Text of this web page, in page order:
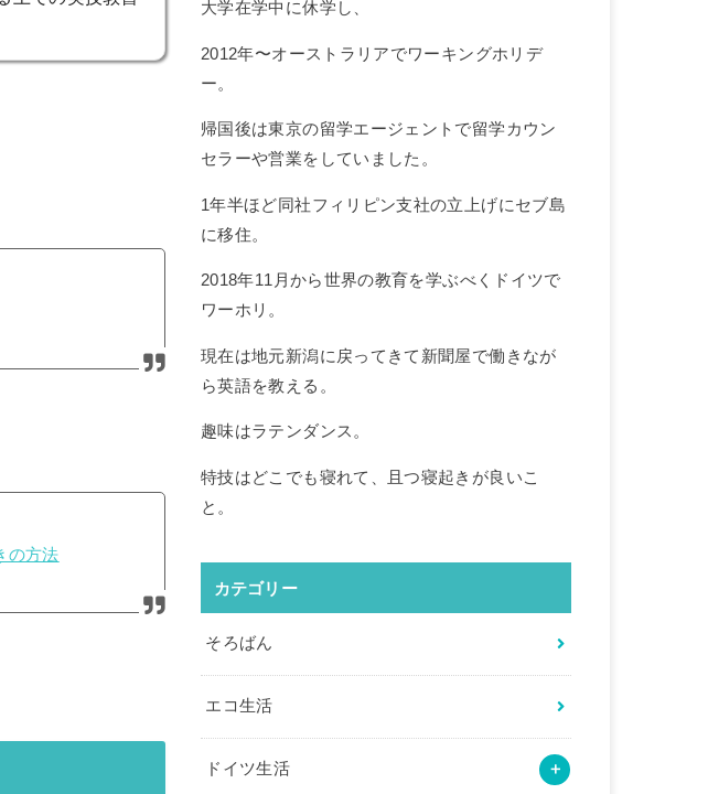
の方法
大学在学中に休学し、
2012年〜オーストラリアでワーキングホリデ
ー。
帰国後は東京の留学エージェントで留学カウン
セラーや営業をしていました。
1年半ほど同社フィリピン支社の立上げにセブ島
に移住。
2018年11月から世界の教育を学ぶべくドイツで
ワーホリ。
現在は地元新潟に戻ってきて新聞屋で働きなが
ら英語を教える。
趣味はラテンダンス。
特技はどこでも寝れて、且つ寝起きが良いこ
と。
カテゴリー
そろばん
エコ生活
ドイツ生活